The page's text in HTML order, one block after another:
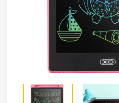
Electroménager
Bureautique
Sécurité